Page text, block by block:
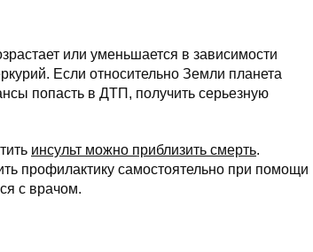
или уменьшается в зависимости
Если относительно Земли планета
попасть в ДТП, получить серьезную
инсульт можно приблизить смерть.
профилактику самостоятельно при помощи
с врачом.